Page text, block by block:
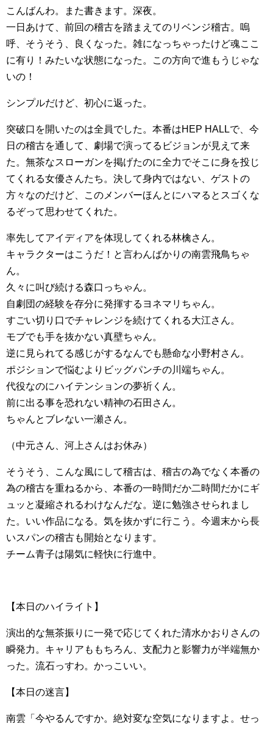
こんばんわ。また書きます。深夜。
一日あけて、前回の稽古を踏まえてのリベンジ稽古。嗚
呼、そうそう、良くなった。雑になっちゃったけど魂ここ
に有り！みたいな状態になった。この方向で進もうじゃな
いの！
シンプルだけど、初心に返った。
突破口を開いたのは全員でした。本番はHEP HALLで、今
日の稽古を通して、劇場で演ってるビジョンが見えて来
た。無茶なスローガンを掲げたのに全力でそこに身を投じ
てくれる女優さんたち。決して身内ではない、ゲストの
方々なのだけど、このメンバーほんとにハマるとスゴくな
るぞって思わせてくれた。
率先してアイディアを体現してくれる林檎さん。
キャラクターはこうだ！と言わんばかりの南雲飛鳥ちゃ
ん。
久々に叫び続ける森口っちゃん。
自劇団の経験を存分に発揮するヨネマリちゃん。
すごい切り口でチャレンジを続けてくれる大江さん。
モブでも手を抜かない真壁ちゃん。
逆に見られてる感じがするなんでも懸命な小野村さん。
ポジションで悩むよりビッグパンチの川端ちゃん。
代役なのにハイテンションの夢祈くん。
前に出る事を恐れない精神の石田さん。
ちゃんとブレない一瀬さん。
（中元さん、河上さんはお休み）
そうそう、こんな風にして稽古は、稽古の為でなく本番の
為の稽古を重ねるから、本番の一時間だか二時間だかにギ
ュッと凝縮されるわけなんだな。逆に勉強させられまし
た。いい作品になる。気を抜かずに行こう。今週末から長
いスパンの稽古も開始となります。
チーム青子は陽気に軽快に行進中。
【本日のハイライト】
演出的な無茶振りに一発で応じてくれた清水かおりさんの
瞬発力。キャリアももちろん、支配力と影響力が半端無か
った。流石っすわ。かっこいい。
【本日の迷言】
南雲「今やるんですか。絶対変な空気になりますよ。せっ